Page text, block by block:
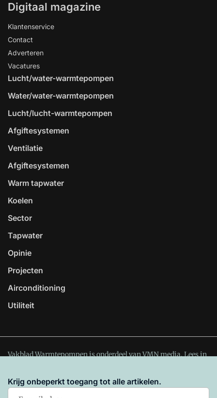
Digitaal magazine
Klantenservice
Contact
Adverteren
Vacatures
Lucht/water-warmtepompen
Water/water-warmtepompen
Lucht/lucht-warmtepompen
Afgiftesystemen
Ventilatie
Afgiftesystemen
Warm tapwater
Koelen
Sector
Tapwater
Opinie
Projecten
Airconditioning
Utiliteit
Vakblad Warmtepompen is onderdeel van VMN media. Lees in
deze site zijn de volgende regelingen van toepassing:
Algemene VoorwaardenenPrivacy en Cookie beleid|Privacy
Krijg onbeperkt toegang tot alle artikelen.